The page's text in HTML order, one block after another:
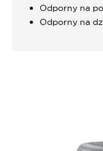
Odporny na
Odporny na